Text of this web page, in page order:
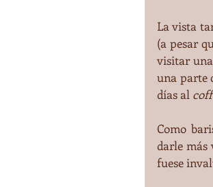
La vista
(a pesar
visitar
una parte
días al
Como
darle más
fuese